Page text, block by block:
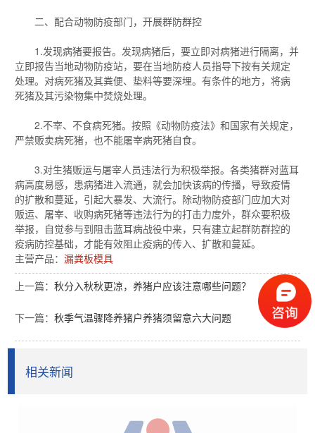
二、配合动物防疫部门，开展群防群控
1.发现病猪要报告。发现病猪后，要立即对病猪进行隔离，并
立即报告当地动物防疫站，要在当地防疫人员指导下按有关规定
处理。对病死猪及其粪便、垫料等要深埋。有条件的地方，将病
死猪及其污染物集中焚烧处理。
2.不宰、不食病死猪。按照《动物防疫法》和国家有关规定，
严禁贩卖病死猪，也不能屠宰病死猪自食。
3.对生猪贩运与屠宰人员违法行为积极举报。各类猪群对蓝耳
病高度易感，患病猪进入流通，就会加快该病的传播，导致疫情
的扩散和蔓延，引起大暴发、大流行。除动物防疫部门应加大对
贩运、屠宰、收购病死猪等违法行为的打击力度外，群众要积极
举报，自觉参与到阻击蓝耳病战役中来，只有建立起群防群控的
疫病防控基础，才能有效阻止疫病的传入、扩散和蔓延。
主营产品：漏粪板模具
上一篇：秋分入秋秋更凉，养猪户应该注意哪些问题？
下一篇：秋季气温骤降养猪户养猪须留意六大问题
相关新闻